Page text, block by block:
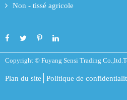
Non - tissé agricole
Copyright © Fuyang Sensi Trading Co.,ltd.
Plan du site Politique de